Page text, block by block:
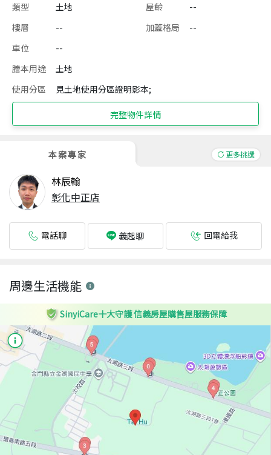
類型 土地 屋齡
--
樓層
-- 加蓋格局
--
車位
--
謄本用途
土地
使用分區
見土地使用分區證明影本;
完整物件詳情
本案專家 更多挑選
林辰翰
彰化中正店
電話聊 義起聊 回電給我
周邊生活機能
SinyiCare十大守護 信義房屋購售屋服務保障